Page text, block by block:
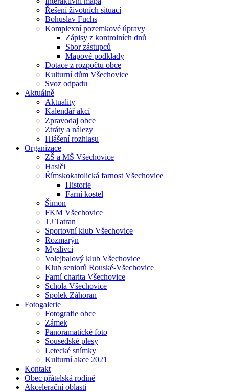
Řešení životních situací
Bohuslav Fuchs
Komplexní pozemkové úpravy
Zápisy z kontrolních dnů
Sbor zástupců
Mapové podklady
Dotace z rozpočtu obce
Kulturní dům Všechovice
Svoz odpadu
Aktuálně
Aktuality
Kalendář akcí
Zpravodaj obce
Ztráty a nálezy
Hlášení rozhlasu
Organizace
ZŠ a MŠ Všechovice
Hasiči
Římskokatolická farnost Všechovice
Historie
Farní kostel
Šimon
FKM Všechovice
TJ Tatran
Sportovní klub Všechovice
Rozmarýn
Myslivci
Volejbalový klub Všechovice
Klub seniorů Rouské-Všechovice
Farní charita Všechovice
Schola Všechovice
Spolek Záhoran
Fotogalerie
Fotografie obce
Zámek
Panoramatické foto
Sousedské plesy
Letecké snímky
Kulturní akce 2021
Kontakt
Obec přátelská rodině
Akcelerační oblasti